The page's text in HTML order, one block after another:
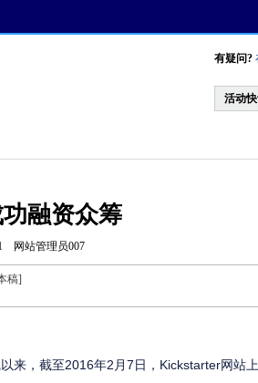
有疑问?
活动
融资众筹
网站管理员007
稿]
来，截至2016年2月7日，Kickstarter网站